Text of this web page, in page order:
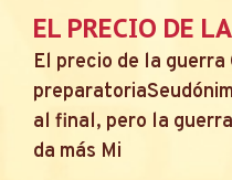
EL PRECIO DE
El precio de la guerra
al final, pero la
da más Mi